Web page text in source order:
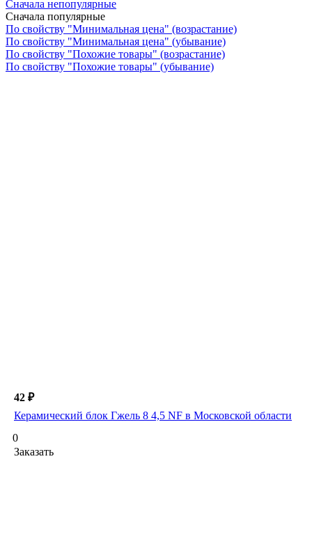
Сначала непопулярные
Сначала популярные
По свойству "Минимальная цена" (возрастание)
По свойству "Минимальная цена" (убывание)
По свойству "Похожие товары" (возрастание)
По свойству "Похожие товары" (убывание)
42 ₽
Керамический блок Гжель 8 4,5 NF в Московской области
0
Заказать